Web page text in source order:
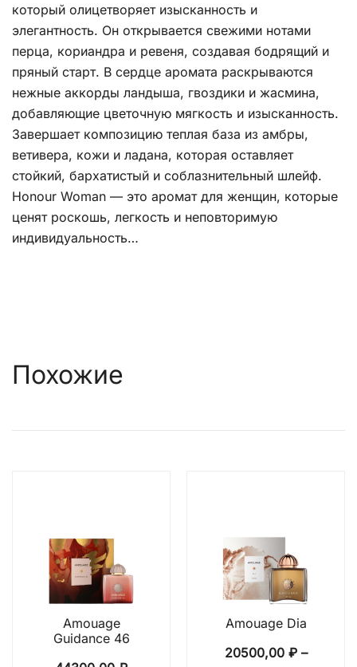
который олицетворяет изысканность и
элегантность. Он открывается свежими нотами
перца, кориандра и ревеня, создавая бодрящий и
пряный старт. В сердце аромата раскрываются
нежные аккорды ландыша, гвоздики и жасмина,
добавляющие цветочную мягкость и изысканность.
Завершает композицию теплая база из амбры,
ветивера, кожи и ладана, которая оставляет
стойкий, бархатистый и соблазнительный шлейф.
Honour Woman — это аромат для женщин, которые
ценят роскошь, легкость и неповторимую
индивидуальность…
Похожие
Amouage
Guidance 46
Amouage Dia
20500,00 ₽ –